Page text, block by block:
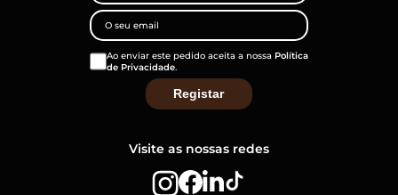
Ao enviar este pedido aceita a nossa Política
de Privacidade.
Visite as nossas redes